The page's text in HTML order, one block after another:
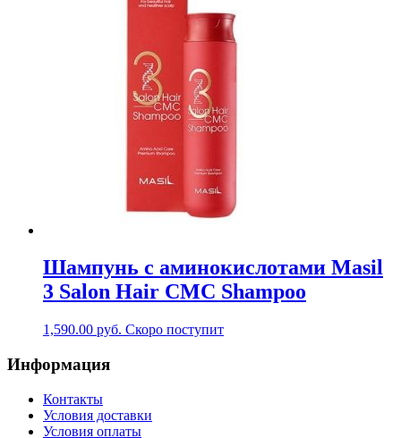
Шампунь с аминокислотами Masil
3 Salon Hair CMC Shampoo
1,590.00 руб. Скоро поступит
Информация
Контакты
Условия доставки
Условия оплаты